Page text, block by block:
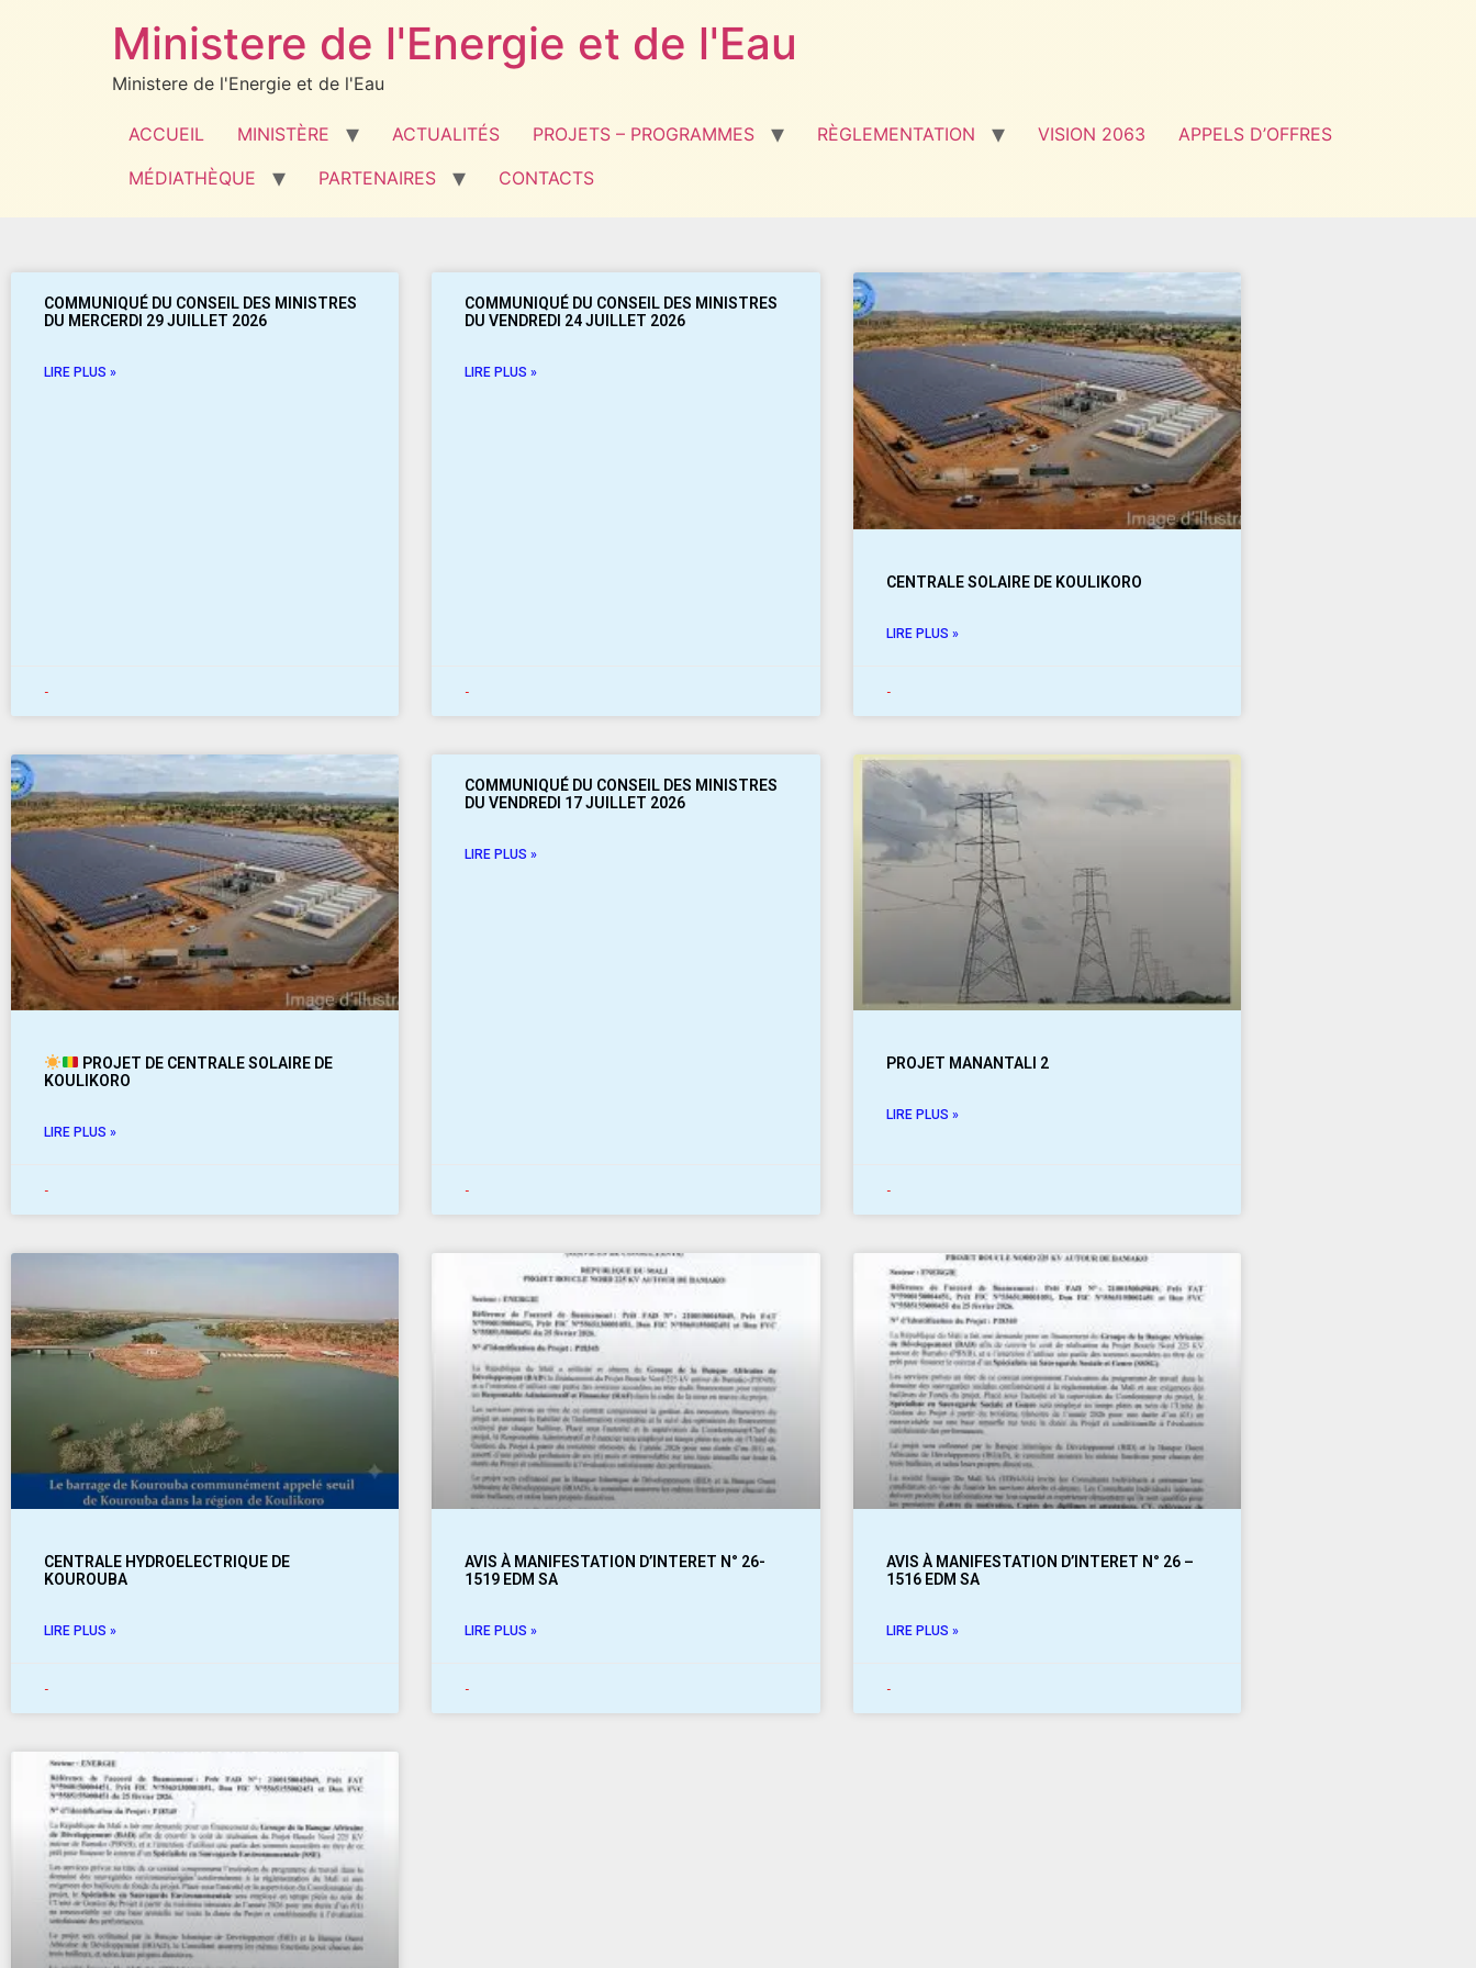
Ministere de l'Energie et de l'Eau
Ministere de l'Energie et de l'Eau
ACCUEIL MINISTÈRE ACTUALITÉS PROJETS – PROGRAMMES RÈGLEMENTATION VISION 2063
APPELS D’OFFRES
MÉDIATHÈQUE
PARTENAIRES CONTACTS
COMMUNIQUÉ DU CONSEIL DES MINISTRES
DU MERCERDI 29 JUILLET 2026
LIRE PLUS »
-
COMMUNIQUÉ DU CONSEIL DES MINISTRES
DU VENDREDI 24 JUILLET 2026
LIRE PLUS »
-
CENTRALE SOLAIRE DE KOULIKORO
LIRE PLUS »
-
PROJET DE CENTRALE SOLAIRE DE
KOULIKORO
LIRE PLUS »
-
COMMUNIQUÉ DU CONSEIL DES MINISTRES
DU VENDREDI 17 JUILLET 2026
LIRE PLUS »
-
PROJET MANANTALI 2
LIRE PLUS »
-
CENTRALE HYDROELECTRIQUE DE
KOUROUBA
LIRE PLUS »
-
AVIS À MANIFESTATION D’INTERET N° 26-
1519 EDM SA
LIRE PLUS »
-
AVIS À MANIFESTATION D’INTERET N° 26 –
1516 EDM SA
LIRE PLUS »
-